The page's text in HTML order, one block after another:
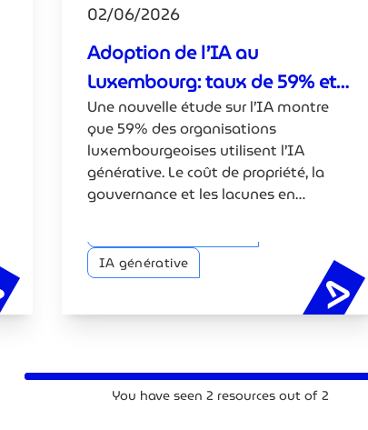
88% des entreprises luxembourgeoises ciblent l’IA
02/06/2026
Adoption de l’IA au
Luxembourg: taux de 59% et
nouveaux défis
Une nouvelle étude sur l’IA montre
que 59% des organisations
luxembourgeoises utilisent l’IA
générative. Le coût de propriété, la
gouvernance et les lacunes en
obstacles rencontrés.
IA générative
You have seen 2 resources out of2